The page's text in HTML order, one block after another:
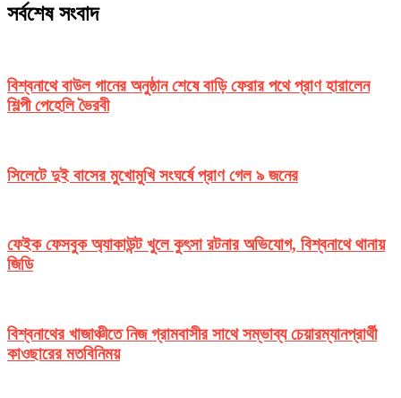
সর্বশেষ সংবাদ
বিশ্বনাথে বাউল গানের অনুষ্ঠান শেষে বাড়ি ফেরার পথে প্রাণ হারালেন
শিল্পী পেহেলি ভৈরবী
সিলেটে দুই বাসের মুখোমুখি সংঘর্ষে প্রাণ গেল ৯ জনের
ফেইক ফেসবুক অ্যাকাউন্ট খুলে কুৎসা রটনার অভিযোগ, বিশ্বনাথে থানায়
জিডি
বিশ্বনাথের খাজাঞ্চীতে নিজ গ্রামবাসীর সাথে সম্ভাব্য চেয়ারম্যানপ্রার্থী
কাওছারের মতবিনিময়